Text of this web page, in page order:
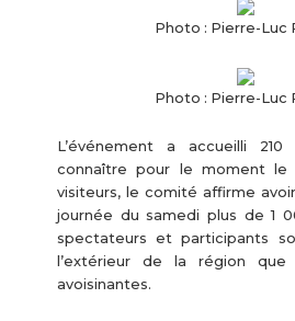
Photo : Pierre-Luc
Photo : Pierre-Luc
L’événement a accueilli 210
connaître pour le moment le
visiteurs, le comité affirme
journée du samedi plus de 1
spectateurs et participants
l’extérieur de la région que
avoisinantes.